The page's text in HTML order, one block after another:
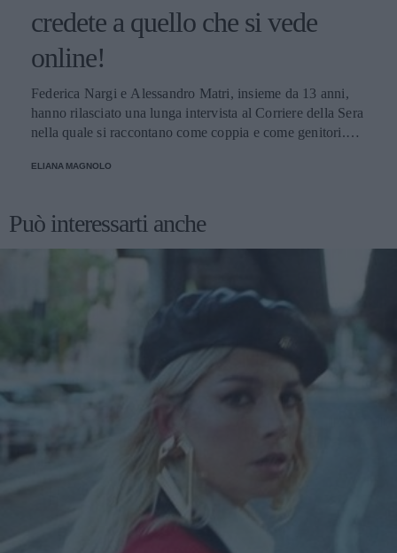
credete a quello che si vede
online!
Federica Nargi e Alessandro Matri, insieme da 13 anni,
hanno rilasciato una lunga intervista al Corriere della Sera
nella quale si raccontano come coppia e come genitori.
credete alle coppie che non litigano mai!
ELIANA MAGNOLO
Può interessarti anche